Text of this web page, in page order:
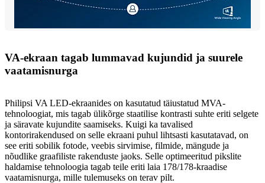
VA-ekraan tagab lummavad kujundid ja suurele
vaatamisnurga
Philipsi VA LED-ekraanides on kasutatud täiustatud MVA-
tehnoloogiat, mis tagab ülikõrge staatilise kontrasti suhte eriti selgete
ja säravate kujundite saamiseks. Kuigi ka tavalised
kontorirakendused on selle ekraani puhul lihtsasti kasutatavad, on
see eriti sobilik fotode, veebis sirvimise, filmide, mängude ja
nõudlike graafiliste rakenduste jaoks. Selle optimeeritud pikslite
haldamise tehnoloogia tagab teile eriti laia 178/178-kraadise
vaatamisnurga, mille tulemuseks on terav pilt.